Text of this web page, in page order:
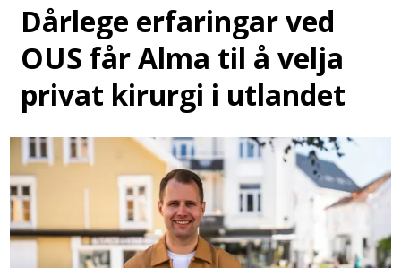
Dårlege erfaringar ved
OUS får Alma til å velja
privat kirurgi i utlandet